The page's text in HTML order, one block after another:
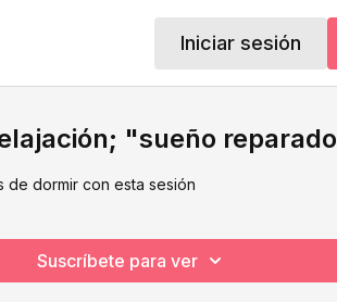
Iniciar sesión
"sueño
de dormir con esta sesión
Suscríbete para ver